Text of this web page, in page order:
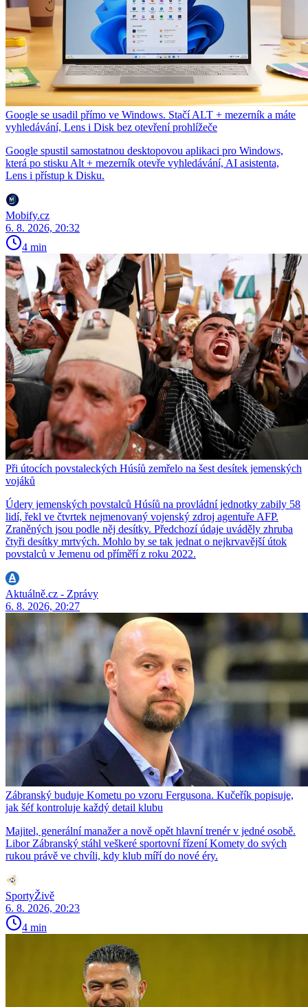
Google se usadil přímo ve Windows. Stačí ALT + mezerník a máte
vyhledávání, Lens i Disk bez otevření prohlížeče
Google spustil samostatnou desktopovou aplikaci pro Windows,
která po stisku Alt + mezerník otevře vyhledávání, AI asistenta,
Lens i přístup k Disku.
Mobify.cz
6. 8. 2026, 20:32
4 min
Při útocích povstaleckých Húsíů zemřelo na šest desítek jemenských
vojáků
Údery jemenských povstalců Húsíů na provládní jednotky zabily 58
lidí, řekl ve čtvrtek nejmenovaný vojenský zdroj agentuře AFP.
Zraněných jsou podle něj desítky. Předchozí údaje uváděly zhruba
čtyři desítky mrtvých. Mohlo by se tak jednat o nejkrvavější útok
povstalců v Jemenu od příměří z roku 2022.
Aktuálně.cz - Zprávy
6. 8. 2026, 20:27
Zábranský buduje Kometu po vzoru Fergusona. Kučeřík popisuje,
jak šéf kontroluje každý detail klubu
Majitel, generální manažer a nově opět hlavní trenér v jedné osobě.
Libor Zábranský stáhl veškeré sportovní řízení Komety do svých
rukou právě ve chvíli, kdy klub míří do nové éry.
SportyŽivě
6. 8. 2026, 20:23
4 min